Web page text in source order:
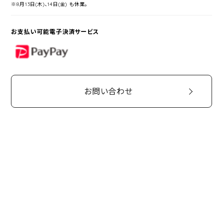
※8月13日(木)、14日(金) も休業。
お支払い可能電子決済サービス
PayPay
お問い合わせ